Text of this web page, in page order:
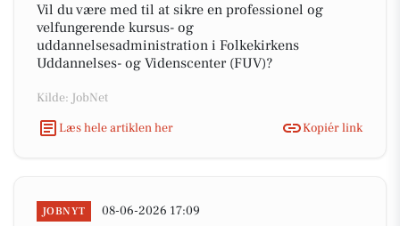
Vil du være med til at sikre en professionel og
velfungerende kursus- og
uddannelsesadministration i Folkekirkens
Uddannelses- og Videnscenter (FUV)?
Kilde: JobNet
Læs hele artiklen her
Kopiér link
JOBNYT 08-06-2026 17:09